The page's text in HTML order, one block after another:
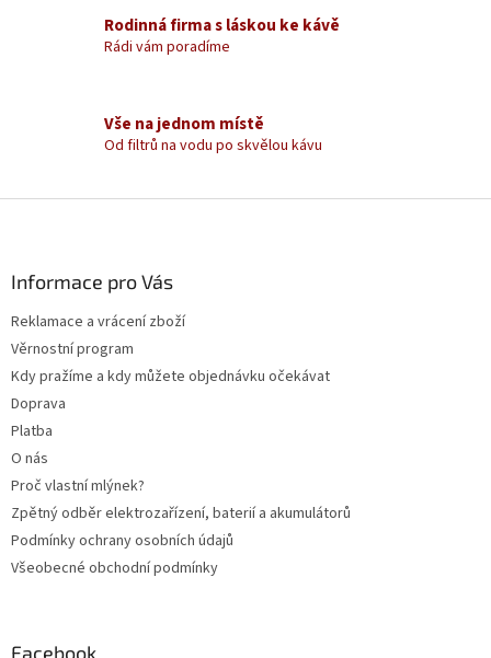
y
v
s
u
Rodinná firma s láskou ke kávě
Rádi vám poradíme
Vše na jednom místě
Od filtrů na vodu po skvělou kávu
Informace pro Vás
Reklamace a vrácení zboží
Věrnostní program
Kdy pražíme a kdy můžete objednávku očekávat
Doprava
Platba
O nás
Proč vlastní mlýnek?
Zpětný odběr elektrozařízení, baterií a akumulátorů
Podmínky ochrany osobních údajů
Všeobecné obchodní podmínky
Facebook